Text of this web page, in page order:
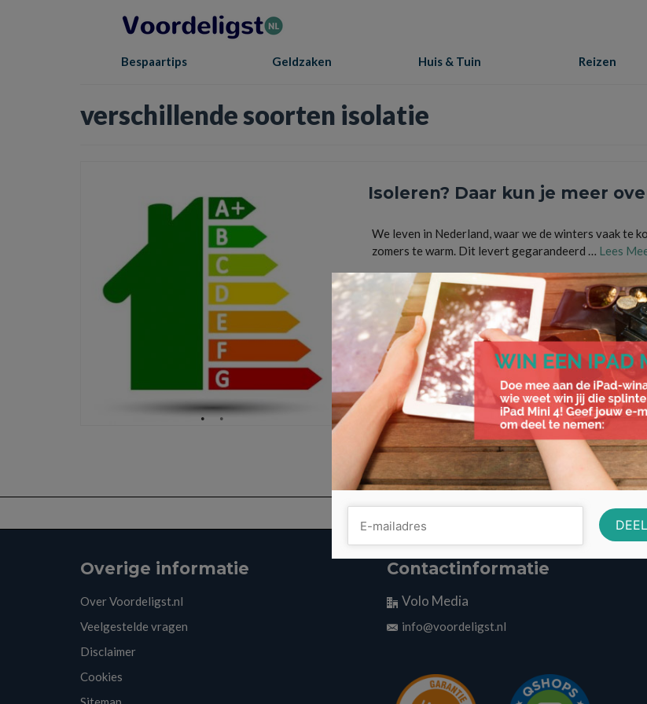
Bespaartips Geldzaken Huis & Tuin Reizen
verschillende soorten isolatie
Isoleren? Daar kun je meer
We leven in Nederland, waar we de winters vaak te
zomers te warm. Dit levert gegarandeerd … Lees
buitenisolatie , CO-2 uitstoot,dakisolatie,energierekeningen,gevelisolatie
milieuvriendelijk,subsidie krijgen ,verschillende soorten isolatie,
Overige informatie
Over Voordeligst.nl
Veelgestelde vragen
Disclaimer
Cookies
Contactinformatie
Volo Media
info@voordeligst.nl